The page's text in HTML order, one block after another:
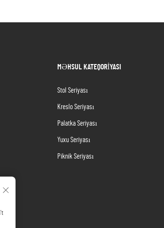
MƏHSUL KATEQORIYASI
Stol Seriyası
Kreslo Seriyası
Palatka Seriyası
Yuxu Seriyası
Piknik Seriyası